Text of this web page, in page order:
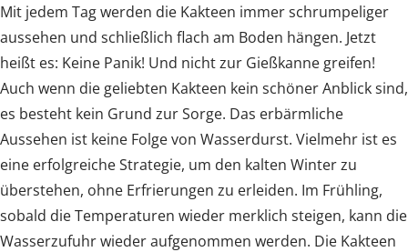
Mit jedem Tag werden die Kakteen immer schrumpeliger
aussehen und schließlich flach am Boden hängen. Jetzt
heißt es: Keine Panik! Und nicht zur Gießkanne greifen!
Auch wenn die geliebten Kakteen kein schöner Anblick sind,
es besteht kein Grund zur Sorge. Das erbärmliche
Aussehen ist keine Folge von Wasserdurst. Vielmehr ist es
eine erfolgreiche Strategie, um den kalten Winter zu
überstehen, ohne Erfrierungen zu erleiden. Im Frühling,
sobald die Temperaturen wieder merklich steigen, kann die
Wasserzufuhr wieder aufgenommen werden. Die Kakteen